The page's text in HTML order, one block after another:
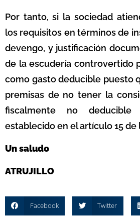
Por tanto, si la sociedad
los requisitos en términos de
devengo, y justificación
de la escudería controvertido
como gasto deducible puesto
premisas de no tener la
fiscalmente no
establecido en el artículo 15 de
Un saludo
ATRUJILLO
Facebook Twitter